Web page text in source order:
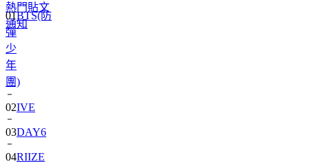
熱門貼文
通知
彈
少
年
團)
02IVE
03DAY6
04RIIZE
05NCT